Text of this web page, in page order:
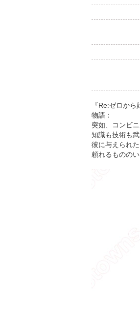
『Re:ゼロか
物語：
突如、コンビ
知識も技術も
彼に与えられ
頼れるものの